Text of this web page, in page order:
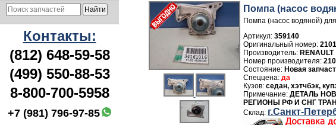
Контакты:
(812) 648-59-58
(499) 550-88-53
8-800-700-5958
+7 (981) 796-97-85
Помпа (насос
Помпа (насос водяной)
Артикул: 359140
Производитель: RENAULT
Номер производителя:
Новая
да
седан, хэтчбэк,
ДЕТАЛЬ
РЕГИОНЫ РФ И СНГ
г.Санкт-